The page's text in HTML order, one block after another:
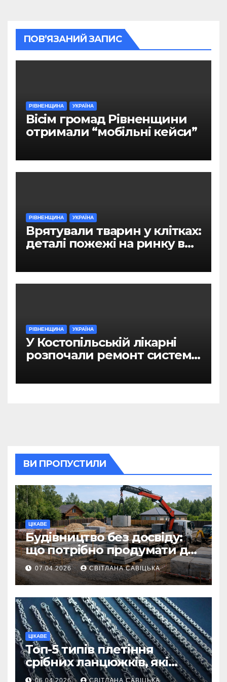
ПОВ’ЯЗАНИЙ ЗАПИС
РІВНЕНЩИНА УКРАЇНА
Вісім громад Рівненщини
отримали “мобільні кейси”
РІВНЕНЩИНА УКРАЇНА
Врятували тварин у клітках:
деталі пожежі на ринку в
РІВНЕНЩИНА УКРАЇНА
У Костопільській лікарні
розпочали ремонт системи
ВИ ПРОПУСТИЛИ
ЦІКАВЕ
Будівництво без досвіду:
що потрібно продумати до
першої доставки на
ділянку
07.04.2026 СВІТЛАНА САВІЦЬКА
ЦІКАВЕ
Топ-5 типів плетіння
срібних ланцюжків, які
вважаються
06.04.2026 СВІТЛАНА САВІЦЬКА